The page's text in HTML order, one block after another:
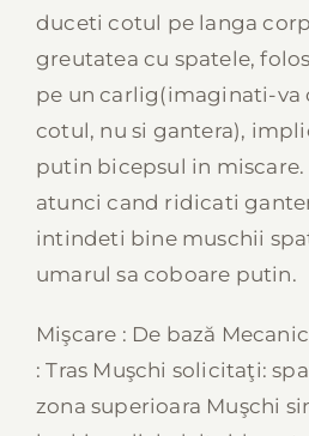
duceti cotul pe langa
greutatea cu spatele,
pe un carlig(imaginati-va
cotul, nu si gantera),
putin bicepsul in
atunci cand ridicati
intindeti bine muschii
umarul sa coboare putin.
Mişcare : De bază
: Tras Muşchi solicitaţi:
zona superioara Muşchi